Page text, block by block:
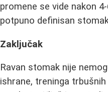
promene se vide nakon
potpuno definisan
Zaključak
Ravan stomak nije
ishrane, treninga